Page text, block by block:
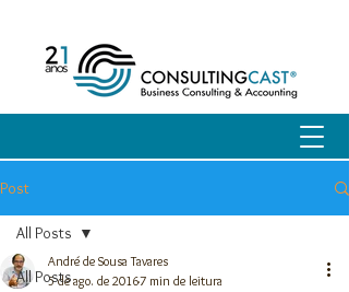
Post
All Posts
All Posts
André de Sousa Tavares
5 de ago. de 20167 min de leitura